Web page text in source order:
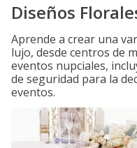
Diseños
Aprende a crear una
lujo, desde centros de
eventos nupciales,
de seguridad para la
eventos.